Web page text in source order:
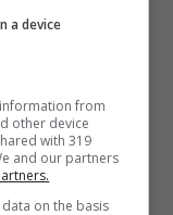
per
birra e
offrono
a device
from
other device
with 319
and our partners
on the basis